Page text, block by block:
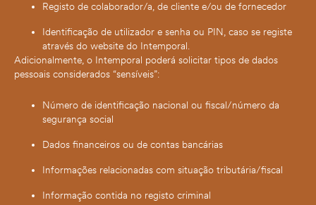
Registo de colaborador/a, de cliente e/ou de fornecedor
Identificação de utilizador e senha ou PIN, caso se registe
através do website do Intemporal.
Adicionalmente, o Intemporal poderá solicitar tipos de dados
pessoais considerados “sensíveis”:
Número de identificação nacional ou fiscal/número da
segurança social
Dados financeiros ou de contas bancárias
Informações relacionadas com situação tributária/fiscal
Informação contida no registo criminal